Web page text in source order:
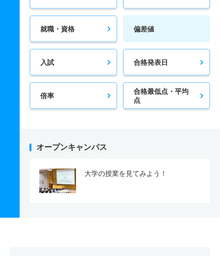
就職・資格 偏差値
入試 合格発表日
倍率
合格最低点・平均
点
オープンキャンパス
大学の授業を見てみよう！